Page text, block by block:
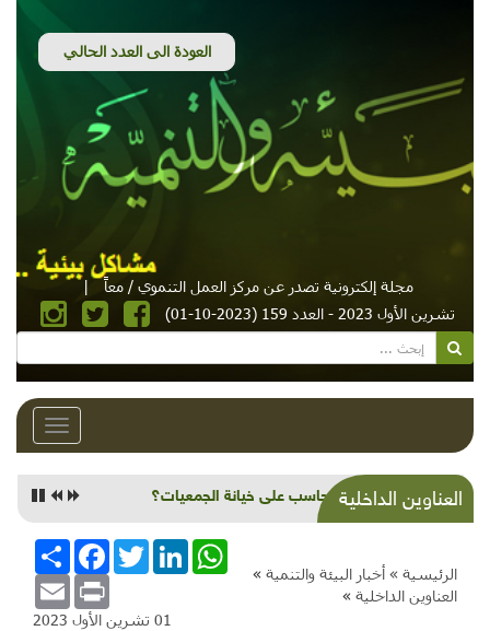
مجلة إلكترونية تصدر عن مركز العمل التنموي / معاً
|
تشرين الأول 2023 - العدد 159 (2023-10-01)
Toggle
العناوين الداخليةشذرات بيئية وتنموية.. تعليم وتكريم وعنب ورياضة
ومعرض كتاب ونظافة
الرئيسية » أخبار البيئة والتنمية »
العناوين الداخلية »
انشر
FacebookTwitterLinkedInWhatsApp
Email Print
01 تشرين الأول 2023